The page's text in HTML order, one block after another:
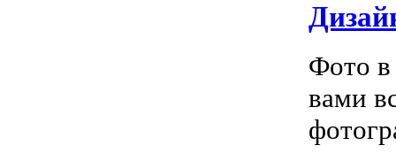
Фото в
вами